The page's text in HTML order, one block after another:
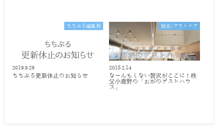
ちちぶる編集局
2019.9.29
ちちぶる更新休止のお知らせ
観光/アウトドア
2018.2.14
なーんもしない贅沢がここに！秩
父小鹿野の「おがのゲストハウ
ス」